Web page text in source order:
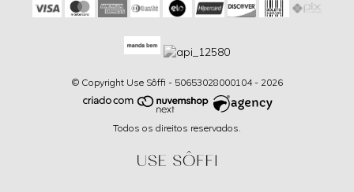
© Copyright Use Sôffi - 50653028000104 - 2026
Todos os direitos reservados.